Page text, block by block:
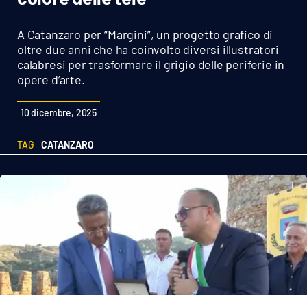
Sport
Cultura
Podcast
Meteo
Ambiente
A Catanzaro per “Margini”, un progetto grafico di
oltre due anni che ha coinvolto diversi illustratori
calabresi per trasformare il grigio delle periferie in
opere d’arte.
10 dicembre, 2025
TAG CATANZARO